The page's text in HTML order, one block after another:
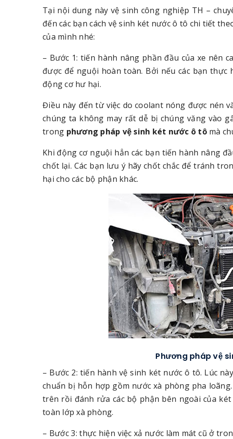
Tại nội dung này vệ sinh công nghiệp TH –
đến các bạn cách vệ sinh két nước ô tô chi tiết
của mình nhé:
– Bước 1: tiến hành nâng phần đầu của xe nên
được để nguội hoàn toàn. Bởi nếu các bạn
động cơ hư hại.
Điều này đến từ việc do coolant nóng được nén
chúng ta không may rất dễ bị chúng văng vào
trong phương pháp vệ sinh két nước ô tômà
Khi động cơ nguội hẳn các bạn tiến hành nâng
chốt lại. Các bạn lưu ý hãy chốt chắc để tránh
hại cho các bộ phận khác.
Phương pháp vệ
– Bước 2: tiến hành vệ sinh két nước ô tô. Lúc
chuẩn bị hỗn hợp gồm nước xà phòng pha
trên rồi đánh rửa các bộ phận bên ngoài của
toàn lớp xà phòng.
– Bước 3: thực hiện việc xả nước làm mát cũ ở